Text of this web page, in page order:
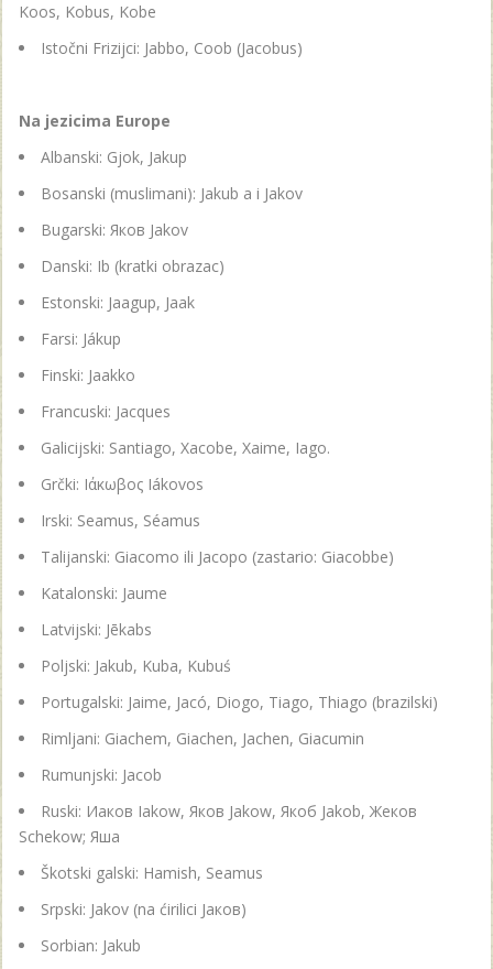
Koos, Kobus, Kobe
Istočni Frizijci: Jabbo, Coob (Jacobus)
Na jezicima Europe
Albanski: Gjok, Jakup
Bosanski (muslimani): Jakub a i Jakov
Bugarski: Яков Jakov
Danski: Ib (kratki obrazac)
Estonski: Jaagup, Jaak
Farsi: Jákup
Finski: Jaakko
Francuski: Jacques
Galicijski: Santiago, Xacobe, Xaime, Iago.
Grčki: Ιάκωβος Iákovos
Irski: Seamus, Séamus
Talijanski: Giacomo ili Jacopo (zastario: Giacobbe)
Katalonski: Jaume
Latvijski: Jēkabs
Poljski: Jakub, Kuba, Kubuś
Portugalski: Jaime, Jacó, Diogo, Tiago, Thiago (brazilski)
Rimljani: Giachem, Giachen, Jachen, Giacumin
Rumunjski: Jacob
Ruski: Иаков Iakow, Яков Jakow, Якоб Jakob, Жеков
Schekow; Яша
Škotski galski: Hamish, Seamus
Srpski: Jakov (na ćirilici Јаков)
Sorbian: Jakub